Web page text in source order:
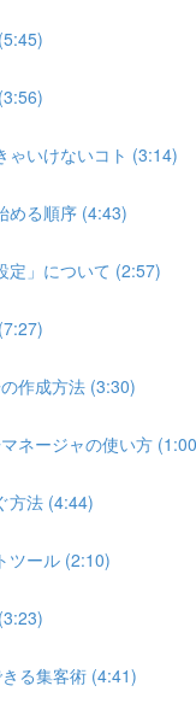
ゃいけないコト (3:14)
める順序 (4:43)
定」について (2:57)
作成方法 (3:30)
ネージャの使い方
方法 (4:44)
ツール (2:10)
る集客術 (4:41)